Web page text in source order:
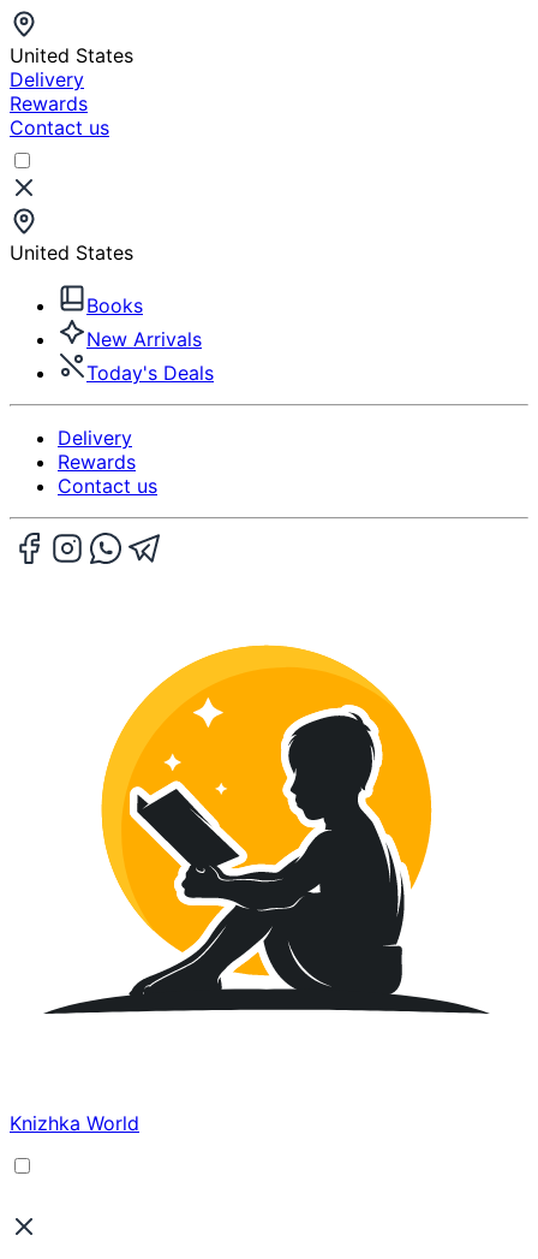
United States
Delivery
Rewards
Contact us
United States
Books
New Arrivals
Today's Deals
Delivery
Rewards
Contact us
Knizhka World